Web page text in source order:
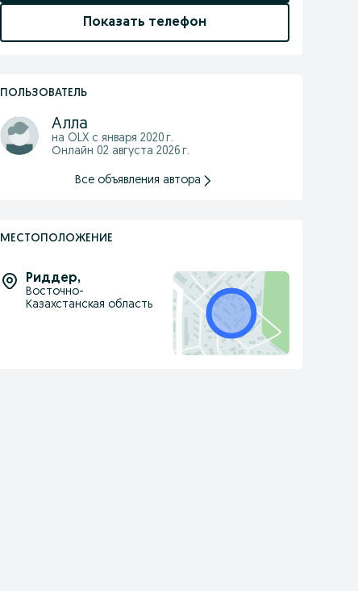
Показать телефон
ПОЛЬЗОВАТЕЛЬ
Алла
на OLX с января 2020 г.
Онлайн 02 августа 2026 г.
Все объявления автора
МЕСТОПОЛОЖЕНИЕ
Риддер,
Восточно-
Казахстанская область